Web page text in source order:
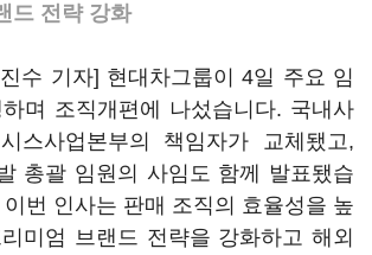
드 전략 강화
수 기자] 현대차그룹이 4일 주요 임
며 조직개편에 나섰습니다. 국내사
스사업본부의 책임자가 교체됐고,
총괄 임원의 사임도 함께 발표됐습
번 인사는 판매 조직의 효율성을 높
미엄 브랜드 전략을 강화하고 해외